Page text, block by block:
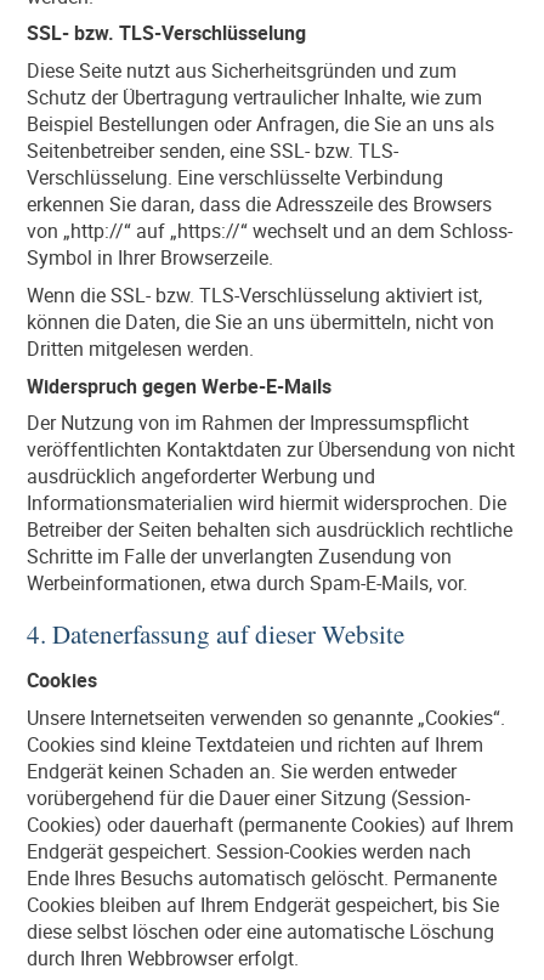
SSL- bzw. TLS-Verschlüsselung
Diese Seite nutzt aus Sicherheitsgründen und zum
Schutz der Übertragung vertraulicher Inhalte, wie zum
Beispiel Bestellungen oder Anfragen, die Sie an uns als
Seitenbetreiber senden, eine SSL- bzw. TLS-
Verschlüsselung. Eine verschlüsselte Verbindung
erkennen Sie daran, dass die Adresszeile des Browsers
von „http://“ auf „https://“ wechselt und an dem Schloss-
Symbol in Ihrer Browserzeile.
Wenn die SSL- bzw. TLS-Verschlüsselung aktiviert ist,
können die Daten, die Sie an uns übermitteln, nicht von
Dritten mitgelesen werden.
Widerspruch gegen Werbe-E-Mails
Der Nutzung von im Rahmen der Impressumspflicht
veröffentlichten Kontaktdaten zur Übersendung von nicht
ausdrücklich angeforderter Werbung und
Informationsmaterialien wird hiermit widersprochen. Die
Betreiber der Seiten behalten sich ausdrücklich rechtliche
Schritte im Falle der unverlangten Zusendung von
Werbeinformationen, etwa durch Spam-E-Mails, vor.
4. Datenerfassung auf dieser Website
Cookies
Unsere Internetseiten verwenden so genannte „Cookies“.
Cookies sind kleine Textdateien und richten auf Ihrem
Endgerät keinen Schaden an. Sie werden entweder
vorübergehend für die Dauer einer Sitzung (Session-
Cookies) oder dauerhaft (permanente Cookies) auf Ihrem
Endgerät gespeichert. Session-Cookies werden nach
Ende Ihres Besuchs automatisch gelöscht. Permanente
Cookies bleiben auf Ihrem Endgerät gespeichert, bis Sie
diese selbst löschen oder eine automatische Löschung
durch Ihren Webbrowser erfolgt.